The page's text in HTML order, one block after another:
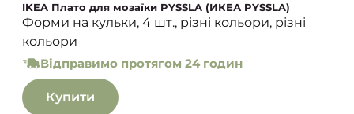
IKEA Плато для мозаїки PYSSLA (ИКЕА PYSSLA)
Форми на кульки, 4 шт., різні кольори, різні
кольори
Відправимо протягом 24 годин
Купити